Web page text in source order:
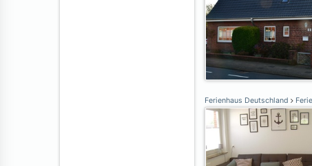
Ferienhaus Deutschland